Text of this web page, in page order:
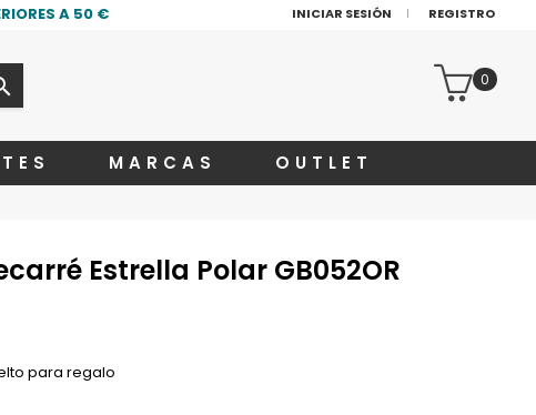
A 50 € INICIAR SESIÓN REGISTRO
0
MARCAS OUTLET
Estrella Polar GB052OR
para regalo